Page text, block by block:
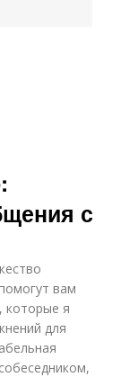
с
вам
которые я
для